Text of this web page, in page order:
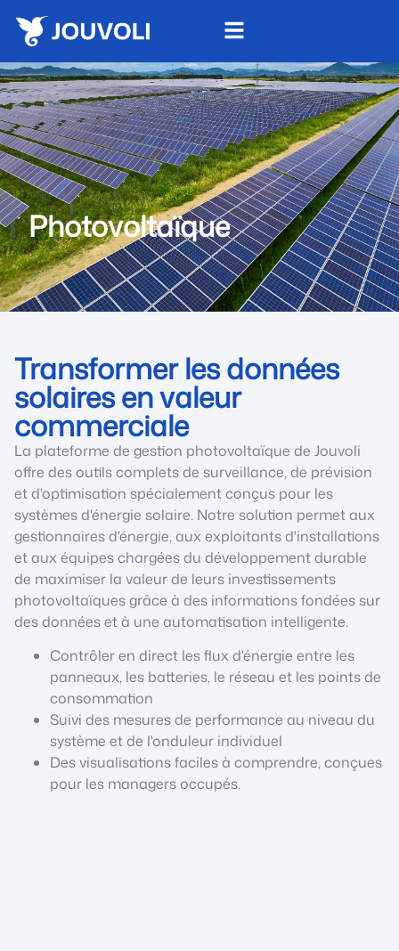
Photovoltaïque
Transformer les données
solaires en valeur
commerciale
La plateforme de gestion photovoltaïque de Jouvoli
offre des outils complets de surveillance, de prévision
et d'optimisation spécialement conçus pour les
systèmes d'énergie solaire. Notre solution permet aux
gestionnaires d'énergie, aux exploitants d'installations
et aux équipes chargées du développement durable
de maximiser la valeur de leurs investissements
photovoltaïques grâce à des informations fondées sur
des données et à une automatisation intelligente.
Contrôler en direct les flux d'énergie entre les
panneaux, les batteries, le réseau et les points de
consommation
Suivi des mesures de performance au niveau du
système et de l'onduleur individuel
Des visualisations faciles à comprendre, conçues
pour les managers occupés.